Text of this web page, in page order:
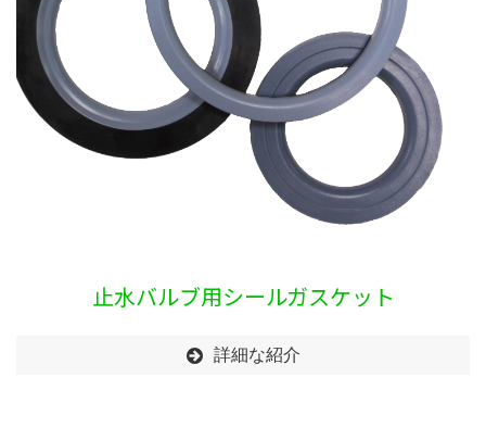
止水バルブ用シールガスケット
詳細な紹介